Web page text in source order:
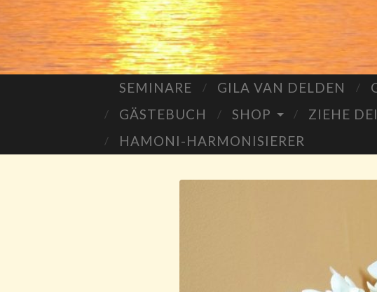
SEMINARE GILA VAN DELDEN
GÄSTEBUCH
SHOP ZIEHE
HAMONI-HARMONISIERER